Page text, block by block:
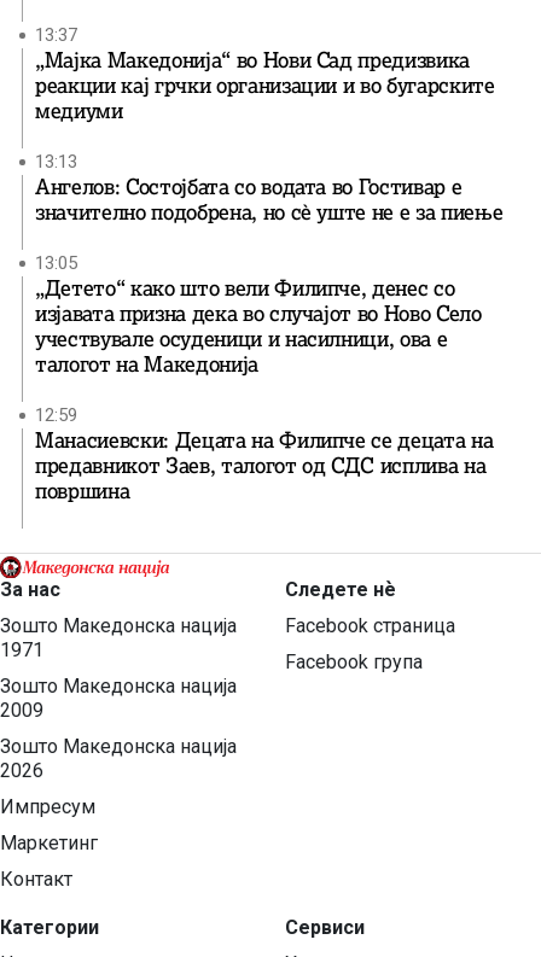
13:37
„Мајка Македонија“ во Нови Сад предизвика
реакции кај грчки организации и во бугарските
медиуми
13:13
Ангелов: Состојбата со водата во Гостивар е
значително подобрена, но сè уште не е за пиење
13:05
„Детето“ како што вели Филипче, денес со
изјавата призна дека во случајот во Ново Село
учествувале осуденици и насилници, ова е
талогот на Македонија
12:59
Манасиевски: Децата на Филипче се децата на
предавникот Заев, талогот од СДС исплива на
површина
За нас
Зошто Македонска нација
1971
Зошто Македонска нација
2009
Зошто Македонска нација
2026
Импресум
Маркетинг
Контакт
Категории
Следете нѐ
Facebook страница
Facebook група
Сервиси